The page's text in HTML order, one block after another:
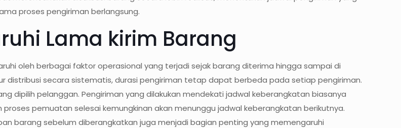
proses pengiriman berlangsung.
Lama kirim Barang
oleh berbagai faktor operasional yang terjadi sejak barang diterima hingga sampai di
distribusi secara sistematis, durasi pengiriman tetap dapat berbeda pada setiap pengiriman.
dipilih pelanggan. Pengiriman yang dilakukan mendekati jadwal keberangkatan biasanya
pemuatan selesai kemungkinan akan menunggu jadwal keberangkatan berikutnya.
barang sebelum diberangkatkan juga menjadi bagian penting yang memengaruhi